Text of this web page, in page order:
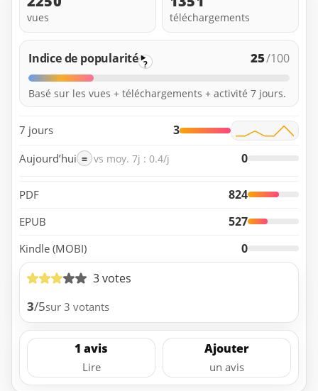
vues téléchargements
Indice de popularité ? 25/100
Basé sur les vues + téléchargements + activité 7 jours.
7 jours 3
Aujourd’hui = vs moy. 7j : 0.4/j 0
PDF 824
EPUB 527
Kindle (MOBI)
0
3 votes
3/5sur 3 votants
1 avis
Lire
Ajouter
un avis